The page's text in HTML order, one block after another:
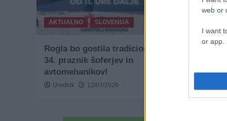
web or
I want
or app.
AKTUALNO SLOVENIJA
Rogla bo gostila tradicionalni
34. praznik šoferjev in
avtomehanikov!
Urednik 12/07/2026